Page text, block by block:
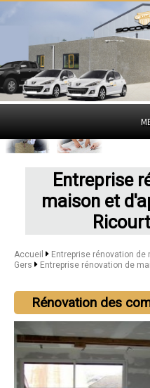
Entreprise
maison et
Accueil
Entreprise rénovation
Gers
Entreprise rénovation de
Rénovation des